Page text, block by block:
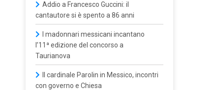
Addio a Francesco Guccini: il
cantautore si è spento a 86 anni
I madonnari messicani incantano
l’11ª edizione del concorso a
Taurianova
Il cardinale Parolin in Messico, incontri
con governo e Chiesa